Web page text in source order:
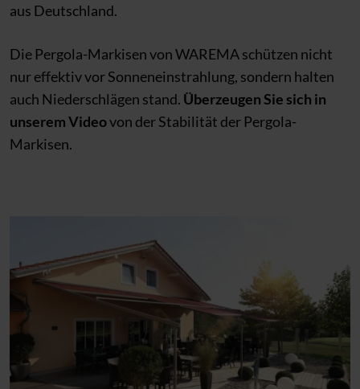
aus Deutschland.
Die Pergola-Markisen von WAREMA schützen nicht
nur effektiv vor Sonneneinstrahlung, sondern halten
auch Niederschlägen stand. Überzeugen Sie sich in
unserem Videovon der Stabilität der Pergola-
Markisen.